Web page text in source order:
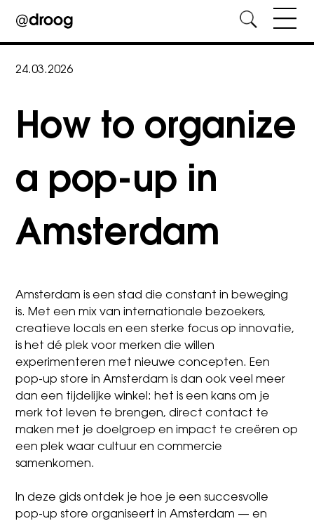
24.03.2026
How to organize
a pop-up in
Amsterdam
Amsterdam is een stad die constant in beweging
is. Met een mix van internationale bezoekers,
creatieve locals en een sterke focus op innovatie,
is het dé plek voor merken die willen
experimenteren met nieuwe concepten. Een
pop-up store in Amsterdam is dan ook veel meer
dan een tijdelijke winkel: het is een kans om je
merk tot leven te brengen, direct contact te
maken met je doelgroep en impact te creëren op
een plek waar cultuur en commercie
samenkomen.
In deze gids ontdek je hoe je een succesvolle
pop-up store organiseert in Amsterdam — en